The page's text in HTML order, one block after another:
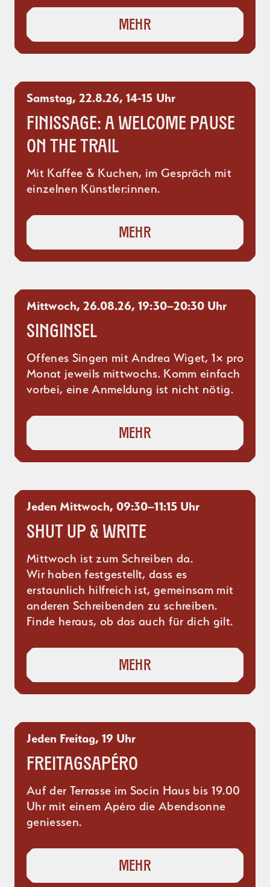
Mehr
Samstag, 22.8.26, 14-15 Uhr
Finissage: A welcome pause
on the trail
Mit Kaffee & Kuchen, im Gespräch mit
einzelnen Künstler:innen.
Mehr
Mittwoch, 26.08.26, 19:30–20:30 Uhr
Singinsel
Offenes Singen mit Andrea Wiget, 1× pro
Monat jeweils mittwochs. Komm einfach
vorbei, eine Anmeldung ist nicht nötig.
Mehr
Jeden Mittwoch, 09:30–11:15 Uhr
Shut up & Write
Mittwoch ist zum Schreiben da.
Wir haben festgestellt, dass es
erstaunlich hilfreich ist, gemeinsam mit
anderen Schreibenden zu schreiben.
Finde heraus, ob das auch für dich gilt.
Mehr
Jeden Freitag, 19 Uhr
Freitagsapéro
Auf der Terrasse im Socin Haus bis 19.00
Uhr mit einem Apéro die Abendsonne
geniessen.
Mehr